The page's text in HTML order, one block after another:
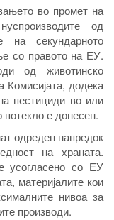
во промет на
од
на секундарното
со правото на ЕУ.
од животинско
Комисијата, додека
пестициди во или
потекло е донесен.
одреден напредок
на храната.
усогласено со ЕУ
материјалите кои
нивоа за
производи.